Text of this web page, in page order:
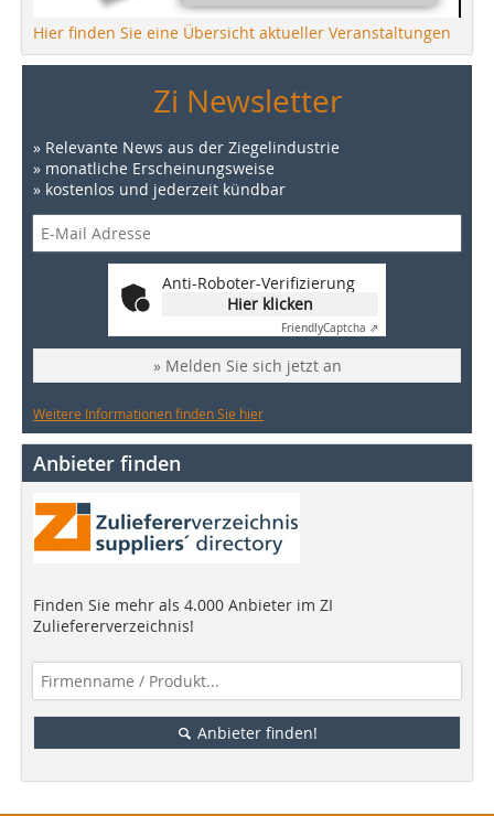
Hier finden Sie eine Übersicht aktueller Veranstaltungen
Zi Newsletter
» Relevante News aus der Ziegelindustrie
» monatliche Erscheinungsweise
» kostenlos und jederzeit kündbar
Anti-Roboter-Verifizierung
Hier klicken
FriendlyCaptcha ⇗
» Melden Sie sich jetzt an
Weitere Informationen finden Sie hier
Anbieter finden
Finden Sie mehr als 4.000 Anbieter im ZI
Zuliefererverzeichnis!
Anbieter finden!